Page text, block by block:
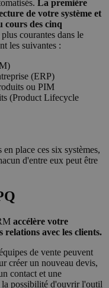
La première
de votre système et
cours des cinq
courantes dans le
les suivantes :
(ERP)
ou PIM
(Product Lifecycle
place ces six systèmes,
d'entre eux peut être
accélère votre
relations avec les clients.
de vente peuvent
créer un nouveau devis,
contact et une
possibilité d'ouvrir l'outil